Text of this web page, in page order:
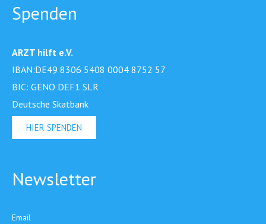
Spenden
ARZT hilft e.V.
IBAN:DE49 8306 5408 0004 8752 57
BIC: GENO DEF1 SLR
Deutsche Skatbank
HIER SPENDEN
Newsletter
Email